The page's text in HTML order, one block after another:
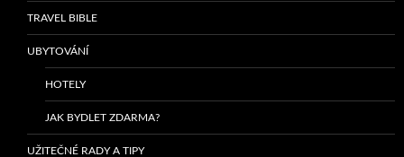
TRAVEL BIBLE
UBYTOVÁNÍ
HOTELY
JAK BYDLET ZDARMA?
UŽITEČNÉ RADY A TIPY